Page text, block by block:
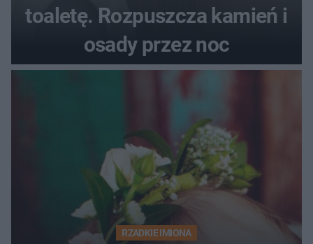
toaletę. Rozpuszcza kamień i
osady przez noc
RZADKIE IMIONA